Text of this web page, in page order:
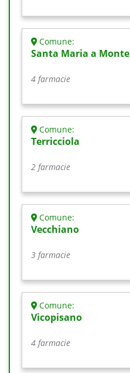
Comune:
Santa Maria a Monte
4 farmacie
Comune:
Terricciola
2 farmacie
Comune:
Vecchiano
3 farmacie
Comune:
Vicopisano
4 farmacie